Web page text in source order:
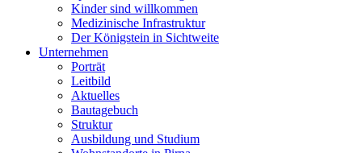
Kinder sind willkommen
Medizinische Infrastruktur
Der Königstein in Sichtweite
Unternehmen
Porträt
Leitbild
Aktuelles
Bautagebuch
Struktur
Ausbildung und Studium